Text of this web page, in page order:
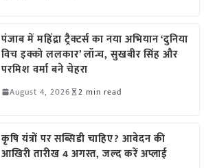
पंजाब में महिंद्रा ट्रैक्टर्स का नया अभियान ‘दुनिया
विच इक्को ललकार’ लॉन्च, सुखबीर सिंह और
परमिश वर्मा बने चेहरा
August 4, 2026 2 min read
कृषि यंत्रों पर सब्सिडी चाहिए? आवेदन की
आखिरी तारीख 4 अगस्त, जल्द करें अप्लाई